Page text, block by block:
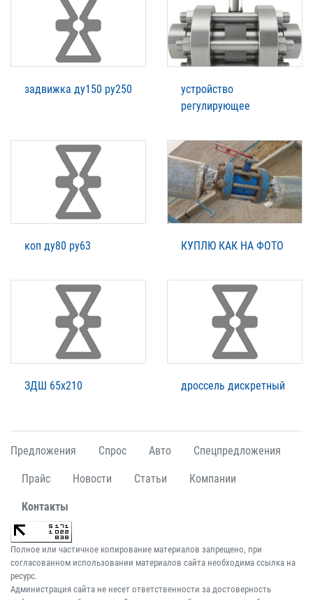
задвижка ду150 ру250
устройство
регулирующее
коп ду80 ру63 КУПЛЮ КАК НА ФОТО
ЗДШ 65х210 дроссель дискретный
Предложения Спрос Авто Спецпредложения
Прайс Новости Статьи Компании
Контакты
Полное или частичное копирование материалов запрещено, при
согласованном использовании материалов сайта необходима ссылка на
ресурс.
Администрация сайта не несет ответственности за достоверность